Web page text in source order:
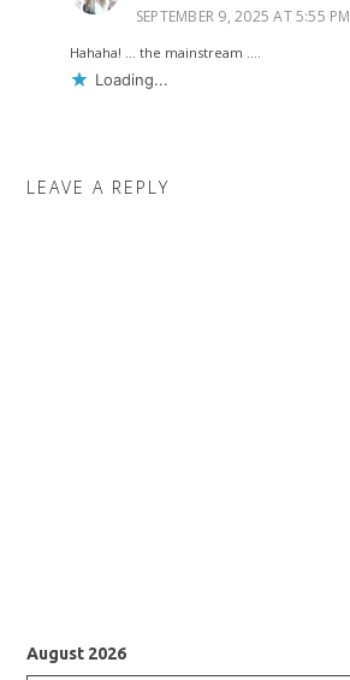
SEPTEMBER 9, 2025 AT 5:55 PM
Hahaha! … the mainstream ….
Loading...
LEAVE A REPLY
August 2026